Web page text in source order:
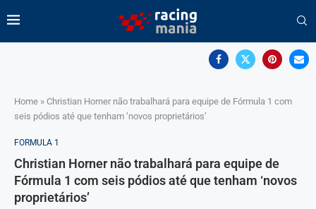
Home » Christian Horner não trabalhará para equipe de Fórmula 1 com
seis pódios até que tenham ‘novos proprietários’
FORMULA 1
Christian Horner não trabalhará para equipe de
Fórmula 1 com seis pódios até que tenham ‘novos
proprietários’